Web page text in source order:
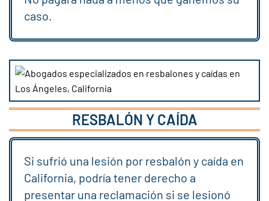
caso.
RESBALÓN Y CAÍDA
Si sufrió una lesión por resbalón y caída en
California, podría tener derecho a
presentar una reclamación si se lesionó